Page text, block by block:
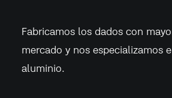
Fabricamos los dados con
mercado y nos especializamos
aluminio.